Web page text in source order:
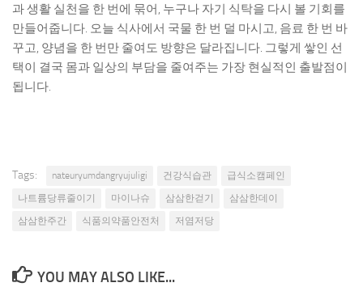
과 생활 실천을 한 번에 묶어, 누구나 자기 식탁을 다시 볼 기회를
만들어줍니다. 오늘 식사에서 국물 한 번 덜 마시고, 음료 한 번 바
꾸고, 양념을 한 번만 줄여도 방향은 달라집니다. 그렇게 쌓인 선
택이 결국 몸과 일상의 부담을 줄여주는 가장 현실적인 출발점이
됩니다.
Tags: nateuryumdangryujuligi 건강식습관
급식소캠페인
나트륨당류줄이기
마이나슈 삼삼한걷기
삼삼한데이
삼삼한주간
식품의약품안전처 저염저당
YOU MAY ALSO LIKE...